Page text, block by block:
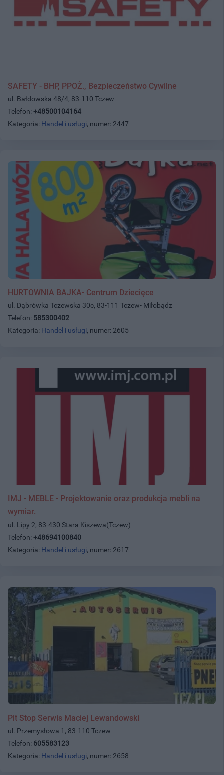
SAFETY - BHP, PPOŻ., Bezpieczeństwo Cywilne
ul. Bałdowska 48/4, 83-110 Tczew
Telefon: +48500104164
Kategoria: Handel i usługi, numer: 2447
HURTOWNIA BAJKA- Centrum Dziecięce
ul. Dąbrówka Tczewska 30c, 83-111 Tczew- Miłobądz
Telefon: 585300402
Kategoria: Handel i usługi, numer: 2605
IMJ - MEBLE - Projektowanie oraz produkcja mebli na
wymiar.
ul. Lipy 2, 83-430 Stara Kiszewa(Tczew)
Telefon: +48694100840
Kategoria: Handel i usługi, numer: 2617
Pit Stop Serwis Maciej Lewandowski
ul. Przemysłowa 1, 83-110 Tczew
Telefon: 605583123
Kategoria: Handel i usługi, numer: 2658